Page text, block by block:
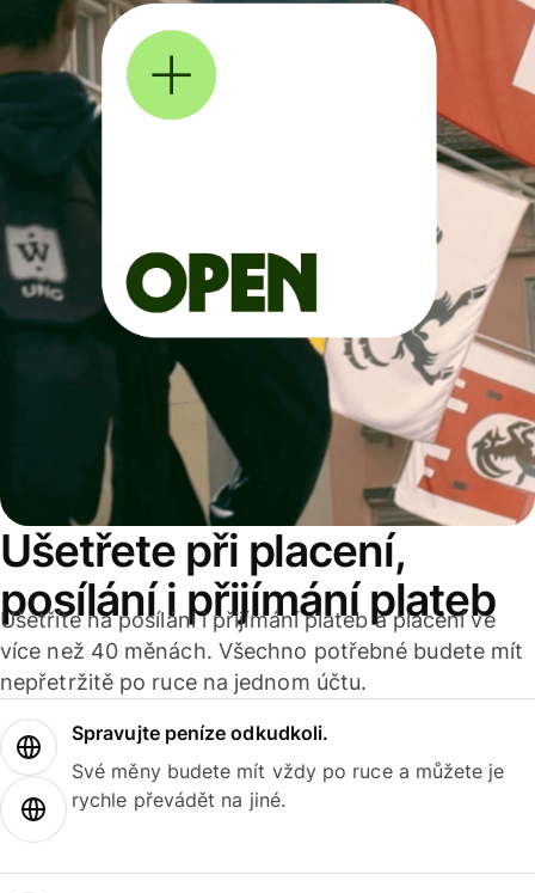
Ušetřete při placení,
posílání i přijímání plateb
Ušetříte na posílání i přijímání plateb a placení ve
více než 40 měnách. Všechno potřebné budete mít
nepřetržitě po ruce na jednom účtu.
Spravujte peníze odkudkoli.
Své měny budete mít vždy po ruce a můžete je
rychle převádět na jiné.